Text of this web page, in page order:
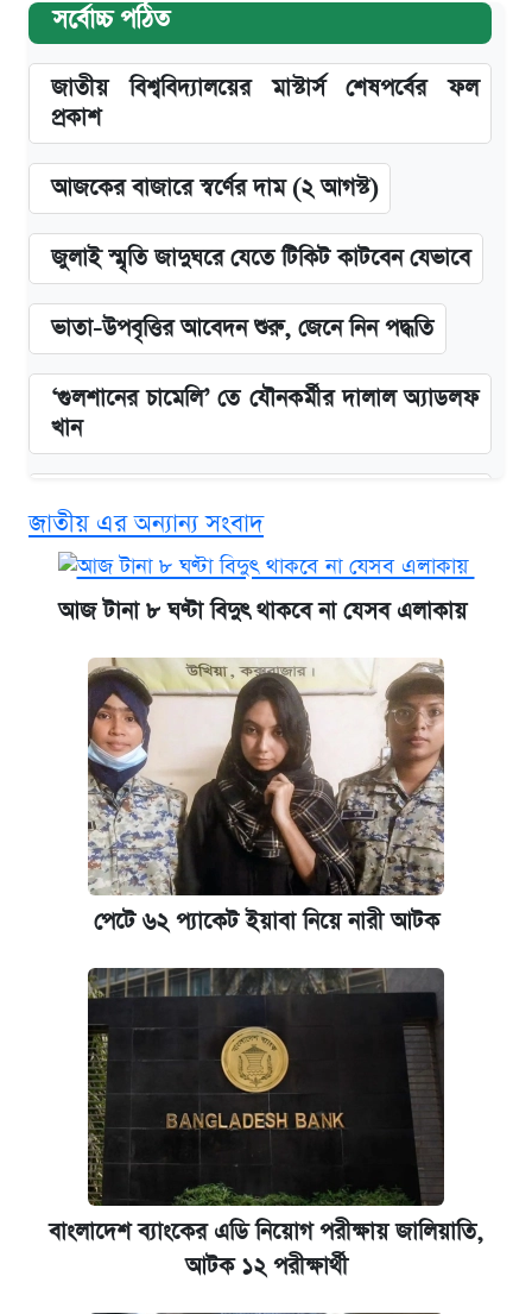
সর্বোচ্চ পঠিত
জাতীয় বিশ্ববিদ্যালয়ের মাস্টার্স শেষপর্বের ফল
প্রকাশ
আজকের বাজারে স্বর্ণের দাম (২ আগস্ট)
জুলাই স্মৃতি জাদুঘরে যেতে টিকিট কাটবেন যেভাবে
ভাতা-উপবৃত্তির আবেদন শুরু, জেনে নিন পদ্ধতি
‘গুলশানের চামেলি’ তে যৌনকর্মীর দালাল অ্যাডলফ
খান
দাম ও ফিচার
কবে শুরু হচ্ছে ঢাবির ভর্তি আবেদন, জানাল কর্তৃপক্ষ
নবম জাতীয় পে-স্কেল নিয়ে সর্বশেষ যা জানা গেল
আজকের বাজারে স্বর্ণের দাম (৪ আগস্ট)
আজকের বাজারে স্বর্ণ-রুপার দাম (৫ আগস্ট)
পাঁচ দপ্তরে নতুন সচিব নিয়োগ দিল সরকার
আজকের বাজারে স্বর্ণের দাম (৬ আগস্ট)
রাষ্ট্রবিরোধী কর্মকাণ্ড: ঢাবির কয়েকজন শিক্ষকের
বিরুদ্ধে ব্যবস্থা
কেমব্রিজ বিশ্ববিদ্যালয়ের এমবিএ স্কলারশিপে
আবেদন শুরু
জাতীয় এর অন্যান্য সংবাদ
আজ টানা ৮ ঘণ্টা বিদুৎ থাকবে না যেসব এলাকায়
পেটে ৬২ প্যাকেট ইয়াবা নিয়ে নারী আটক
বাংলাদেশ ব্যাংকের এডি নিয়োগ পরীক্ষায় জালিয়াতি,
আটক ১২ পরীক্ষার্থী